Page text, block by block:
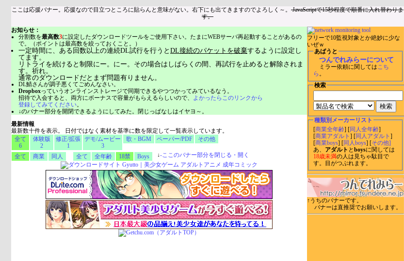
ここは応援バナー。応援なので目立つところに貼らんと意味がない。右下にも出てきますのでよろしく～。 JavaScriptで15秒程度で順番に入れ替わりま
す。
フリーで10監視対象とか絶妙に少な
いぜｗ
あばうと
つんでれみらーについて
ミラー依頼に関してはこち
ら 。
検索
種類別メーカーリスト
[商業全年齢 ] [同人全年齢]
[商業アダルト ] [同人アダルト ]
[商業boys] [同人boys ] [その他]
あ、 アダルト とboysに関しては
18歳未満の人は見ちゃ駄目で
す。目がつぶれます。
↑うちのバナーです。
バナーは直推奨でお願いします。
お知らせ：
分割数を最高数3に設定したダウンロードツールをご使用下さい。たまにWEBサーバ再起動することがあるの
で。（ポイントは最高数を絞っておくこと。）
一定時間に、ある回数以上の連続DL試行を行うとDL接続のパケットを破棄するように設定し
てます。
リトライを続けると制限にー。にー。その場合はしばらくの間、再試行を止めると解除されま
す。祈れ。
通常のダウンロードだとまず問題有りません。
DL鯖さんが調子悪くてごめんなさい。
Dropboxっていうオンラインストレージで同期できるやつつかってみているなう。
招待で入会すると、両方にボーナスで容量がもらえるらしいので、 よかったらこのリンクから
登録してみてください。
↓のバナー部分を開閉できるようにしてみた。閉じっぱなしはイヤヨ～。
最新情報
最新数十件を表示。 日付ではなく素材を基準に数を限定して一覧表示しています。
全て
6
体験版
2
修正/拡張
1
デモ/ムービー
3
歌・BGM ペーパー/PDF その他
全て 商業 同人 全て 全年齢 18禁 Boys ↓-ここのバナー部分を閉じる・開く